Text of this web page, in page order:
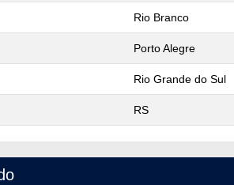
Rio Branco
Porto Alegre
Rio Grande do Sul
RS